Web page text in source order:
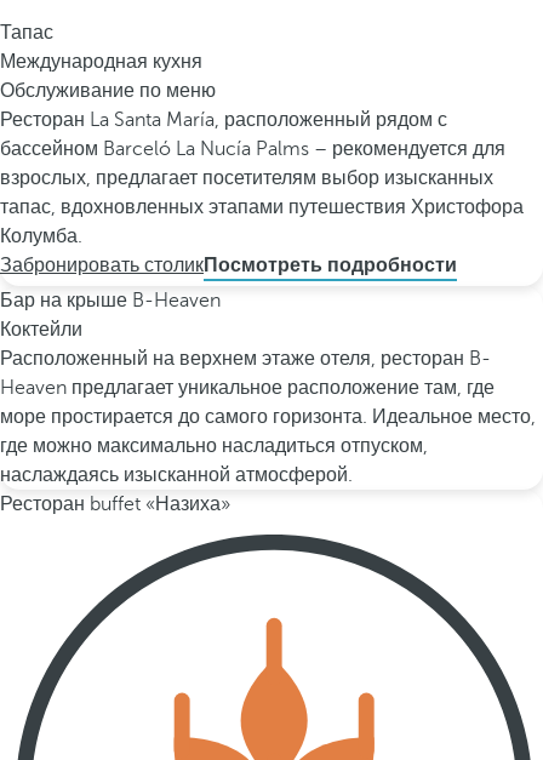
Тапас
Международная кухня
Обслуживание по меню
Ресторан La Santa María, расположенный рядом с
бассейном Barceló La Nucía Palms – рекомендуется для
взрослых, предлагает посетителям выбор изысканных
тапас, вдохновленных этапами путешествия Христофора
Колумба.
Забронировать столикПосмотреть подробности
Бар на крыше B-Heaven
Коктейли
Расположенный на верхнем этаже отеля, ресторан B-
Heaven предлагает уникальное расположение там, где
море простирается до самого горизонта. Идеальное место,
где можно максимально насладиться отпуском,
наслаждаясь изысканной атмосферой.
Ресторан buffet «Назиха»